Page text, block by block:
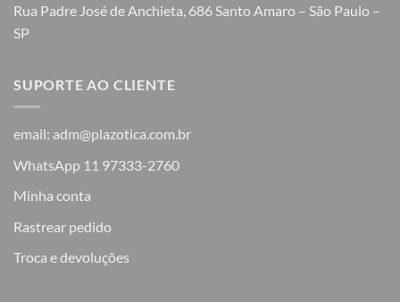
Rua Padre José de Anchieta, 686 Santo Amaro – São Paulo –
SP
SUPORTE AO CLIENTE
email: adm@plazotica.com.br
WhatsApp 11 97333-2760
Minha conta
Rastrear pedido
Troca e devoluções